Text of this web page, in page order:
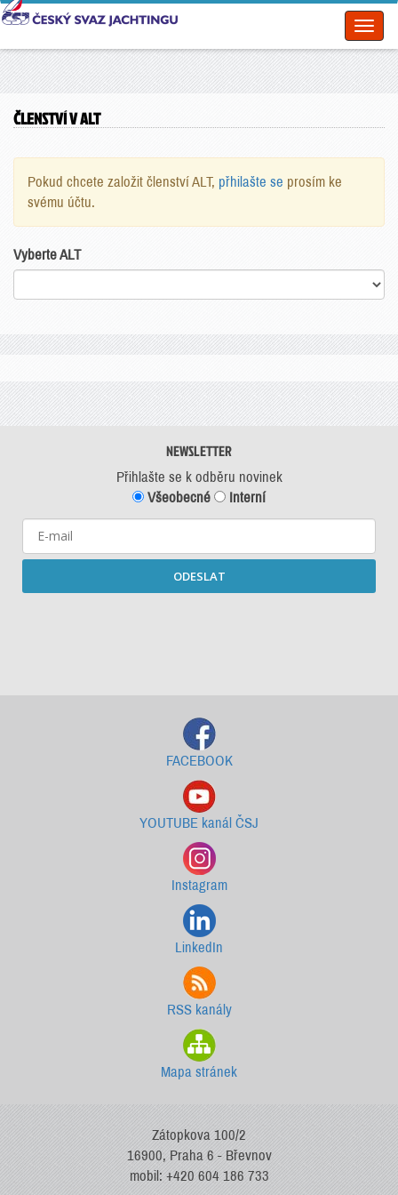
ČLENSTVÍ V ALT
Pokud chcete založit členství ALT, přhilašte se prosím ke
svému účtu.
Vyberte ALT
NEWSLETTER
Přihlašte se k odběru novinek
Všeobecné
Interní
ODESLAT
FACEBOOK
YOUTUBE kanál ČSJ
Instagram
LinkedIn
RSS kanály
Mapa stránek
Zátopkova 100/2
16900, Praha 6 - Břevnov
mobil: +420 604 186 733